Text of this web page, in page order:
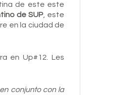
de este este
de SUP, este
en la ciudad de
en Up#12. Les
conjunto con la